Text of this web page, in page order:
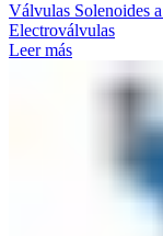
Válvulas Solenoides
Electroválvulas
Leer más